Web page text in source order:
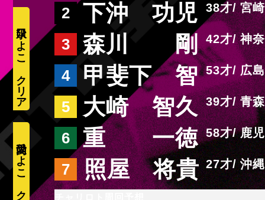
2 下沖 功児 38 宮崎
3 森川 剛 42 神奈
4 甲斐下 智 53 広島
5 大崎 智久 39 青森
6 重 一徳 58 鹿児
7 照屋 将貴 27 沖縄
愛内ひよこ
水口ひよこ